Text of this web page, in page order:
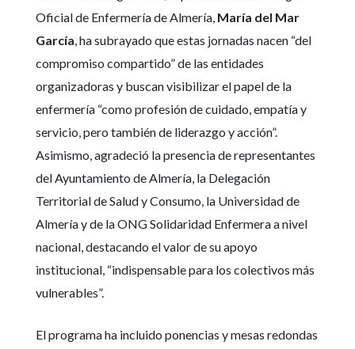
Oficial de Enfermería de Almería, María del Mar
García, ha subrayado que estas jornadas nacen “del
compromiso compartido” de las entidades
organizadoras y buscan visibilizar el papel de la
enfermería “como profesión de cuidado, empatía y
servicio, pero también de liderazgo y acción”.
Asimismo, agradeció la presencia de representantes
del Ayuntamiento de Almería, la Delegación
Territorial de Salud y Consumo, la Universidad de
Almería y de la ONG Solidaridad Enfermera a nivel
nacional, destacando el valor de su apoyo
institucional, “indispensable para los colectivos más
vulnerables”.
El programa ha incluido ponencias y mesas redondas